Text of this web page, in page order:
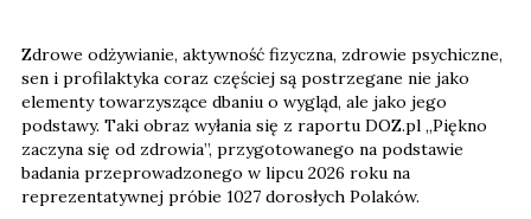
Zdrowe odżywianie, aktywność fizyczna, zdrowie psychiczne,
sen i profilaktyka coraz częściej są postrzegane nie jako
elementy towarzyszące dbaniu o wygląd, ale jako jego
podstawy. Taki obraz wyłania się z raportu DOZ.pl „Piękno
zaczyna się od zdrowia”, przygotowanego na podstawie
badania przeprowadzonego w lipcu 2026 roku na
reprezentatywnej próbie 1027 dorosłych Polaków.